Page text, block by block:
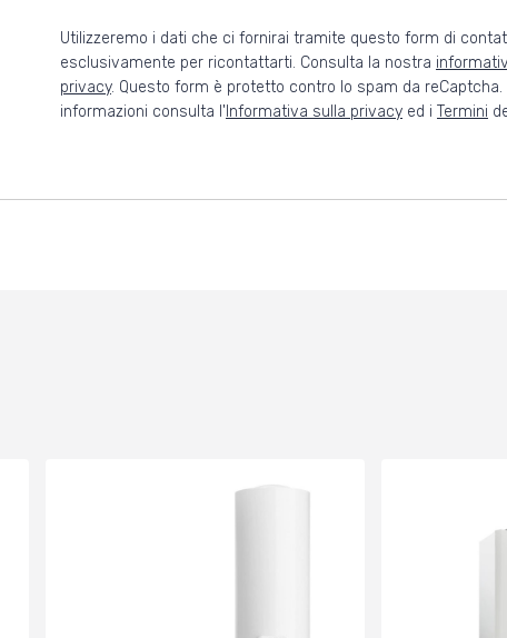
Utilizzeremo i dati che ci fornirai tramite questo form di
esclusivamente per ricontattarti. Consulta la nostra
privacy. Questo form è protetto contro lo spam da reCaptcha.
informazioni consulta l' Informativa sulla privacy ed i Termini